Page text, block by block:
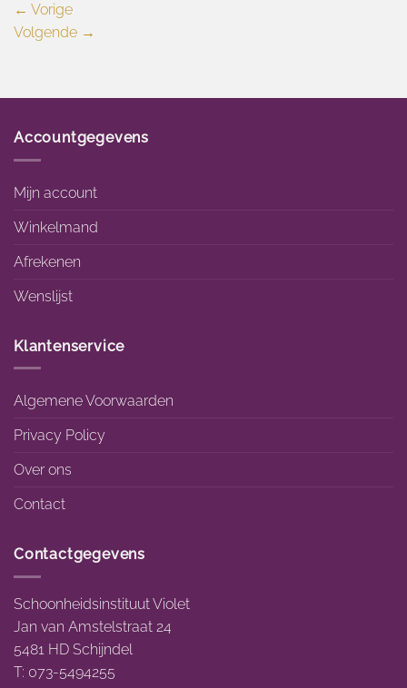
← Vorige
Volgende →
Accountgegevens
Mijn account
Winkelmand
Afrekenen
Wenslijst
Klantenservice
Algemene Voorwaarden
Privacy Policy
Over ons
Contact
Contactgegevens
Schoonheidsinstituut Violet
Jan van Amstelstraat 24
5481 HD Schijndel
T: 073-5494255